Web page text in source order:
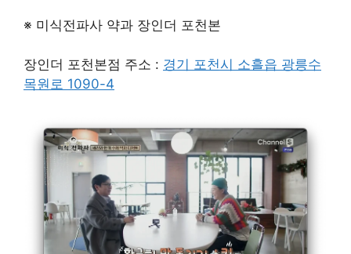
※ 미식전파사 약과 장인더 포천본
장인더 포천본점 주소 : 경기 포천시 소흘읍 광릉수
목원로 1090-4